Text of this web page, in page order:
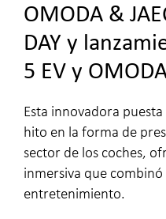
OMODA &
DAY y
5 EV y
Esta innovadora
hito en la forma de
sector de los coches,
inmersiva que
entretenimiento.